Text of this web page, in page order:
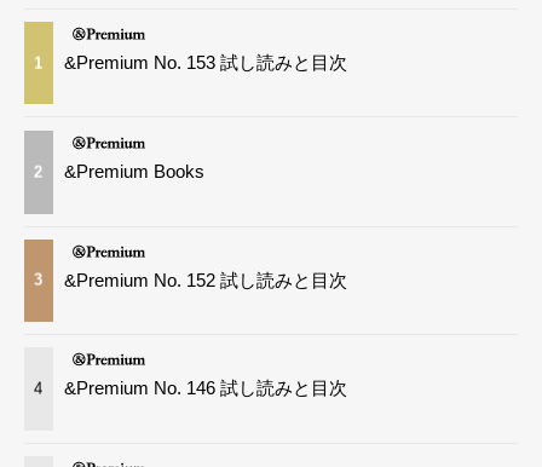
1 &Premium No. 153 試し読みと目次
2 &Premium Books
3 &Premium No. 152 試し読みと目次
4 &Premium No. 146 試し読みと目次